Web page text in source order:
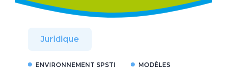
Juridique
ENVIRONNEMENT SPSTI MODÈLES